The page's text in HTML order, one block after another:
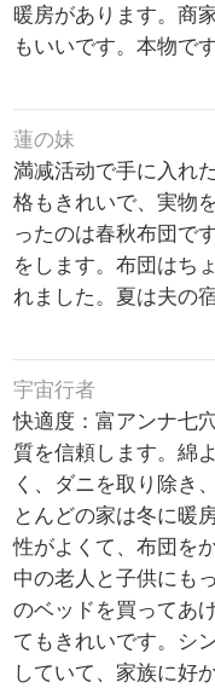
暖房があります。商
もいいです。本物です
蓮の妹
満减活动で手に入れ
格もきれいで、実物
ったのは春秋布団で
をします。布団はち
れました。夏は夫の
宇宙行者
快適度：富アンナ七
質を信頼します。綿
く、ダニを取り除き
とんどの家は冬に暖
性がよくて、布団を
中の老人と子供にも
のベッドを買ってあ
てもきれいです。シ
していて、家族に好